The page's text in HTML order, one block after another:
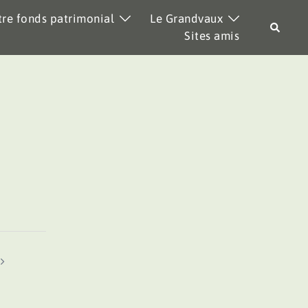
fonds patrimonial
Le Grandvaux
Sites amis